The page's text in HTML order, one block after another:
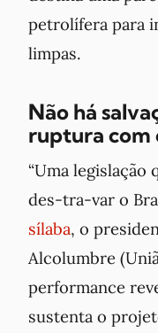
petrolífera para
limpas.
Não há
ruptura com
“Uma legislação
des-tra-var o
sílaba, o
Alcolumbre
performance
sustenta o